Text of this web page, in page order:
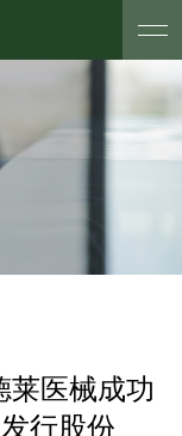
莱医械成功
行股份